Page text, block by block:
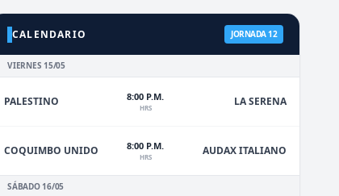
CALENDARIO JORNADA 12
VIERNES 15/05
PALESTINO 8:00 P.M.
HRS LA SERENA
COQUIMBO UNIDO 8:00 P.M.
HRS AUDAX ITALIANO
SÁBADO 16/05